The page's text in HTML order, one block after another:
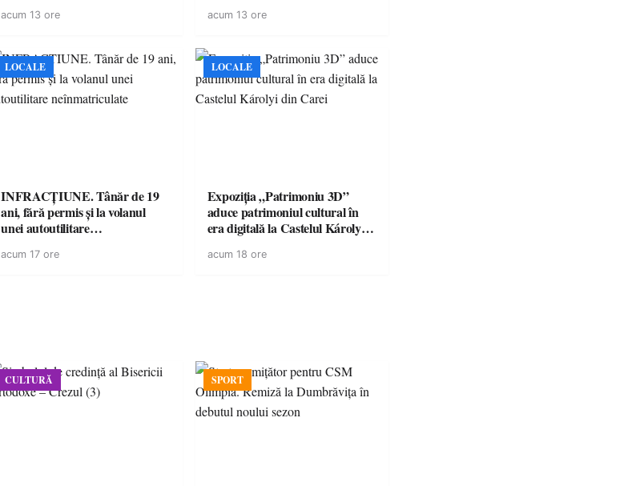
acum 13 ore acum 13 ore
LOCALE
INFRACȚIUNE. Tânăr de 19
ani, fără permis și la volanul
unei autoutilitare
acum 17 ore
LOCALE
Expoziția „Patrimoniu 3D”
aduce patrimoniul cultural în
era digitală la Castelul Károlyi
acum 18 ore
CULTURĂ SPORT